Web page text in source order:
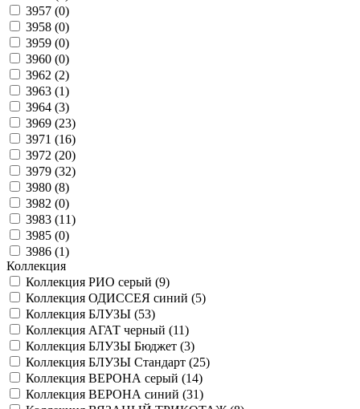
3957 (0)
3958 (0)
3959 (0)
3960 (0)
3962 (2)
3963 (1)
3964 (3)
3969 (23)
3971 (16)
3972 (20)
3979 (32)
3980 (8)
3982 (0)
3983 (11)
3985 (0)
3986 (1)
Коллекция
Коллекция РИО серый (9)
Коллекция ОДИССЕЯ синий (5)
Коллекция БЛУЗЫ (53)
Коллекция АГАТ черный (11)
Коллекция БЛУЗЫ Бюджет (3)
Коллекция БЛУЗЫ Стандарт (25)
Коллекция ВЕРОНА серый (14)
Коллекция ВЕРОНА синий (31)